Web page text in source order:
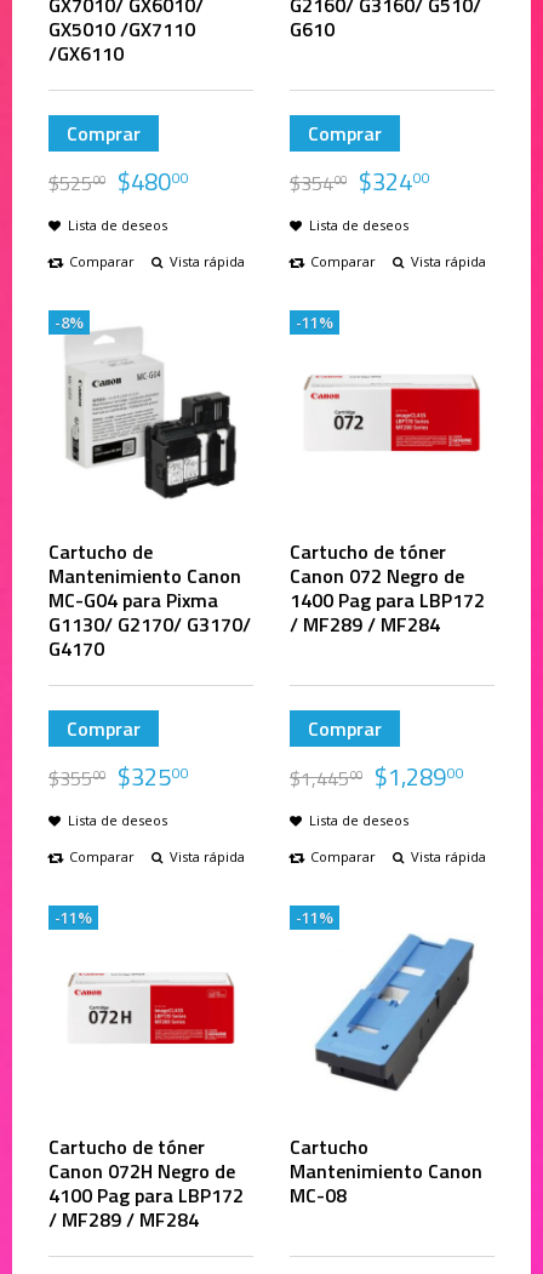
GX5010 /GX7110
/GX6110
Comprar
$52500 $48000
Lista de deseos
Comparar
Vista rápida
G610
Comprar
$35400 $32400
Lista de deseos
Comparar
Vista rápida
Cartucho de
Mantenimiento Canon
MC-G04 para Pixma
G1130/ G2170/ G3170/
G4170
Comprar
$35500 $32500
Lista de deseos
Comparar
Vista rápida
-8%
Cartucho de tóner
Canon 072 Negro de
1400 Pag para LBP172
/ MF289 / MF284
Comprar
$1,44500 $1,28900
Lista de deseos
Comparar
Vista rápida
-11%
Cartucho de tóner
Canon 072H Negro de
4100 Pag para LBP172
/ MF289 / MF284
-11%
Cartucho
Mantenimiento Canon
MC-08
-11%